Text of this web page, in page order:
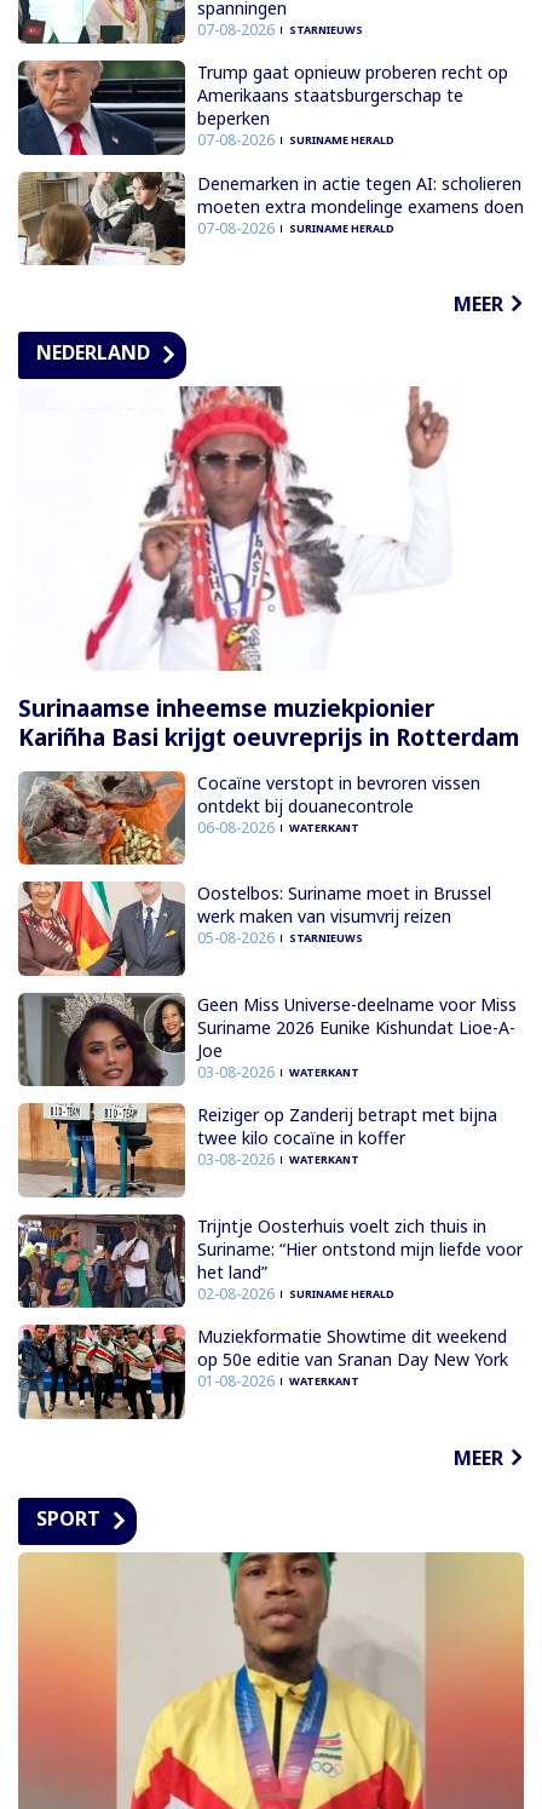
spanningen
07-08-2026 STARNIEUWS
Trump gaat opnieuw proberen recht op
Amerikaans staatsburgerschap te
beperken
07-08-2026 SURINAME HERALD
Denemarken in actie tegen AI: scholieren
moeten extra mondelinge examens doen
07-08-2026 SURINAME HERALD
MEER
NEDERLAND
Surinaamse inheemse muziekpionier
Kariñha Basi krijgt oeuvreprijs in Rotterdam
Cocaïne verstopt in bevroren vissen
ontdekt bij douanecontrole
06-08-2026 WATERKANT
Oostelbos: Suriname moet in Brussel
werk maken van visumvrij reizen
05-08-2026 STARNIEUWS
Geen Miss Universe-deelname voor Miss
Suriname 2026 Eunike Kishundat Lioe-A-
Joe
03-08-2026 WATERKANT
Reiziger op Zanderij betrapt met bijna
twee kilo cocaïne in koffer
03-08-2026 WATERKANT
Trijntje Oosterhuis voelt zich thuis in
Suriname: “Hier ontstond mijn liefde voor
het land”
02-08-2026 SURINAME HERALD
Muziekformatie Showtime dit weekend
op 50e editie van Sranan Day New York
01-08-2026 WATERKANT
MEER
SPORT